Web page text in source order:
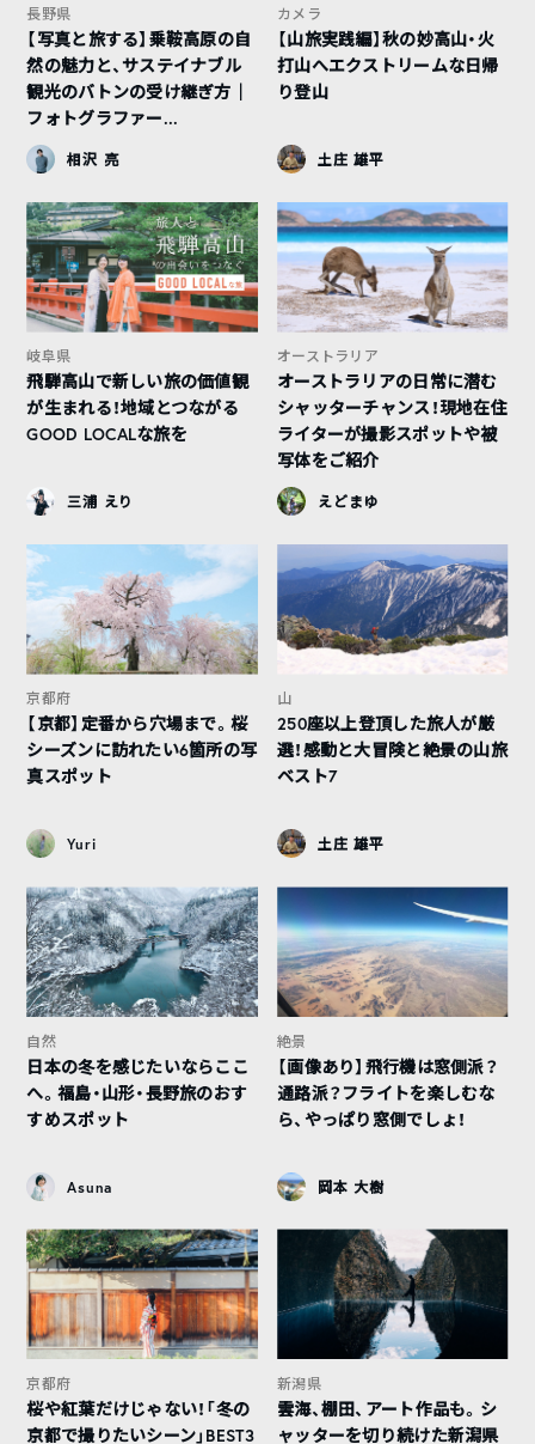
長野県
【写真と旅する】乗鞍高原の自
然の魅力と、サステイナブル
観光のバトンの受け継ぎ方｜
フォトグラファー...
相沢 亮
カメラ
【山旅実践編】秋の妙高山・火
打山へエクストリームな日帰
り登山
土庄 雄平
岐阜県
飛騨高山で新しい旅の価値観
が生まれる！地域とつながる
GOOD LOCALな旅を
三浦 えり
オーストラリア
オーストラリアの日常に潜む
シャッターチャンス！現地在住
ライターが撮影スポットや被
写体をご紹介
えどまゆ
京都府
【京都】定番から穴場まで。桜
シーズンに訪れたい6箇所の写
真スポット
Yuri
山
250座以上登頂した旅人が厳
選！感動と大冒険と絶景の山旅
ベスト7
土庄 雄平
自然
日本の冬を感じたいならここ
へ。福島・山形・長野旅のおす
すめスポット
Asuna
絶景
【画像あり】飛行機は窓側派？
通路派？フライトを楽しむな
ら、やっぱり窓側でしょ！
岡本 大樹
京都府
桜や紅葉だけじゃない！「冬の
京都で撮りたいシーン」BEST3
新潟県
雲海、棚田、アート作品も。シ
ャッターを切り続けた新潟県